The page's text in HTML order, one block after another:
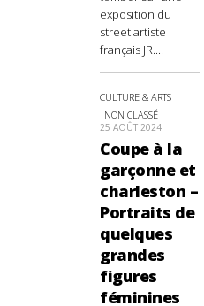
exposition du
street artiste
français JR....
CULTURE & ARTS
NON CLASSÉ
25 AOÛT 2024
Coupe à la
garçonne et
charleston –
Portraits de
quelques
grandes
figures
féminines